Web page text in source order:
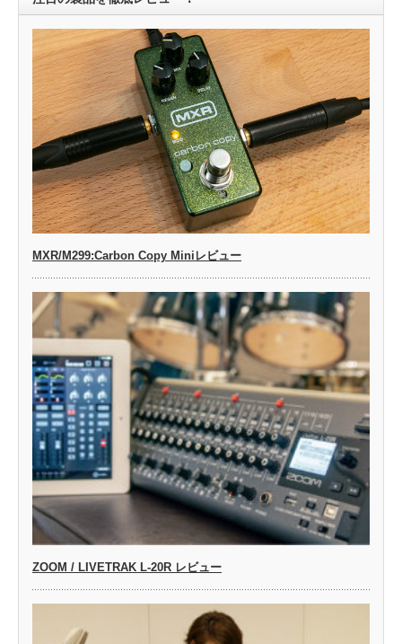
MXR/M299:Carbon Copy Miniレビュー
ZOOM / LIVETRAK L-20R レビュー